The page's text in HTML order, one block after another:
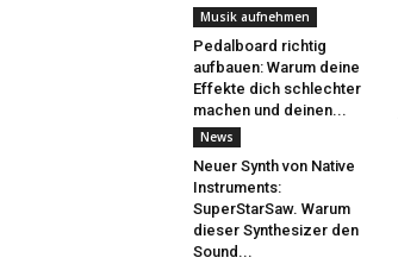
Musik aufnehmen
Pedalboard richtig
aufbauen: Warum deine
Effekte dich schlechter
machen und deinen...
News
Neuer Synth von Native
Instruments:
SuperStarSaw. Warum
dieser Synthesizer den
Sound...